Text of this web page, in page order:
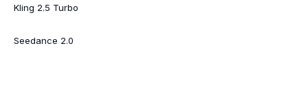
Kling 2.5 Turbo
Seedance 2.0